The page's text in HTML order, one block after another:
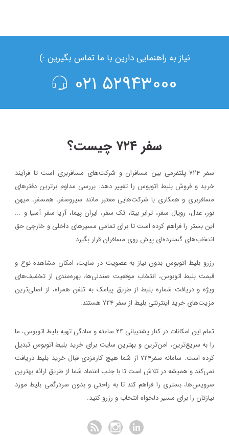
نیاز به راهنمایی دارین با ما تماس بگیرین :)
۵۲۹۴۳۰۰۰ ۰۲۱
سفر ۷۲۴ چیست؟
سفر ۷۲۴ پلتفرمی بین مسافران و شرکت‌های مسافربری است تا فرآیند
خرید و فروش بلیط اتوبوس را تغییر دهد. بررسی مداوم برترین دفترهای
مسافربری و همکاری با شرکت‌هایی معتبر مانند سیروسفر، همسفر، میهن‌
نور، عدل، رویال سفر، ترابر بیتا، تک سفر، ایران پیما، آریا سفر آسیا و ...
این بستر را فراهم کرده است تا برای تمامی مسیرهای داخلی و خارجی حق
انتخاب‌های گسترده‌ای پیش روی مسافران قرار بگیرد.
رزرو بلیط اتوبوس بدون نیاز به عضویت در سایت، امکان مشاهده نوع و
قیمت بلیط اتوبوس، انتخاب موقعیت صندلی‌ها، بهره‌مندی از تخفیف‌های
ویژه و دریافت شماره‌ بلیط از طریق پیامک به تلفن همراه، از اصلی‌ترین
مزیت‌های خرید اینترنتی بلیط از سفر ۷۲۴ هستند.
تمام این امکانات در کنار پشتیبانی‌ ۲۴ ساعته و سادگی تهیه بلیط اتوبوس، ما
را به سریع‌ترین، امن‌ترین و بهترین سایت برای خرید بلیط اتوبوس تبدیل
کرده است. سامانه سفر۷۲۴ از شما هیچ کارمزدی قبال خرید بلیط دریافت
نمی‌کند و همیشه در تلاش است تا با جلب اعتماد شما از طریق ارائه بهترین
سرویس‌ها، بستری را فراهم کند تا به راحتی و بدون سردرگمی بلیط مورد
نیازتان را برای مسیر دلخواه انتخاب و رزرو کنید.